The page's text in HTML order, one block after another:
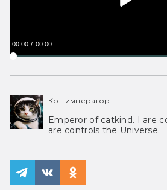
00:00 00:00
Кот-император
Emperor of catkind. I are
are controls the Universe.